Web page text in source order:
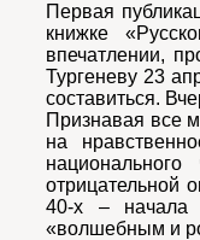
Первая
книжке
впечатлении,
Тургеневу 23
составиться.
Признавая все
на
отрицательной
40-х – начала
«волшебным и